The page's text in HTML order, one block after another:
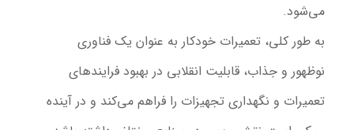
می‌شود.
به طور کلی، تعمیرات خودکار به عنوان یک فناوری
نوظهور و جذاب، قابلیت انقلابی در بهبود فرایندهای
تعمیرات و نگهداری تجهیزات را فراهم می‌کند و در آینده